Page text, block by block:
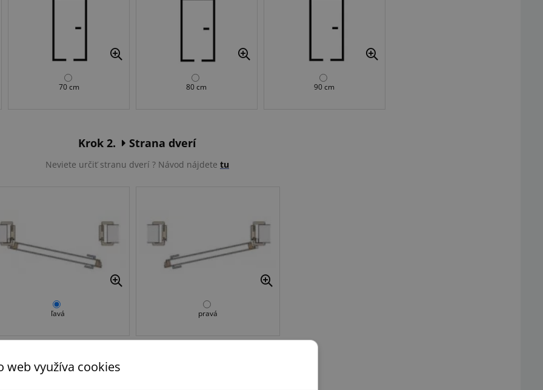
70 cm 80 cm 90 cm
Krok 2. Strana dverí
Neviete určiť stranu dverí ? Návod nájdete tu
ľavá pravá
Krok 3.
web využíva cookies